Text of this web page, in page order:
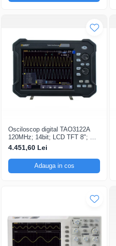
Osciloscop digital TAO3122A
120MHz; 14bit; LCD TFT 8"; Ch:
2; 1Gsps; 40Mpts integrat cu
Măsurători automate
4.451,60 Lei
Adauga in cos